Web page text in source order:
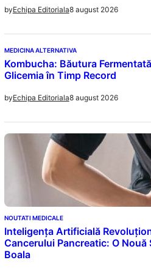
byEchipa Editoriala8 august 2026
MEDICINA ALTERNATIVA
Kombucha: Băutura
Glicemia în Timp Record
byEchipa Editoriala8 august 2026
NOUTATI MEDICALE
Inteligența Artificială
Cancerului Pancreatic: O Nouă
Boala